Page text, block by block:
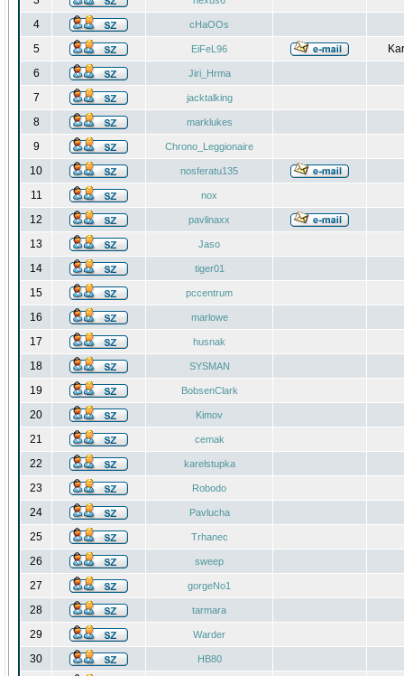
4 cHaOOs
5 EiFeL96
6
Jiri_Hrma
7 jacktalking
8 marklukes
9 Chrono_Leggionaire
10 nosferatu135
11 nox
12 pavlinaxx
13 Jaso
14 tiger01
15 pccentrum
16 marlowe
17 husnak
18 SYSMAN
19 BobsenClark
20 Kimov
21 cemak
22 karelstupka
23 Robodo
24 Pavlucha
25 Trhanec
26 sweep
27 gorgeNo1
28 tarmara
29 Warder
30 HB80